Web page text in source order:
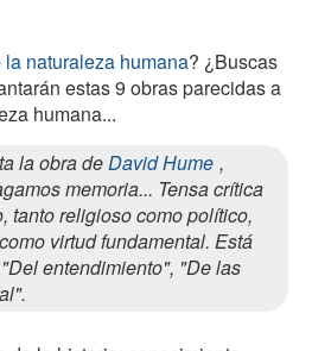
la naturaleza humana? ¿Buscas
estas 9 obras parecidas a
humana...
la obra deDavid Hume ,
memoria... Tensa crítica
tanto religioso como político,
virtud fundamental. Está
entendimiento", "De las